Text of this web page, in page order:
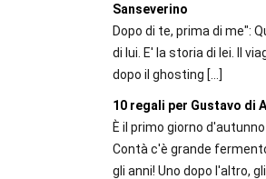
Sanseverino
Dopo di te, prima di me":
di lui. E' la storia di lei. Il
dopo il ghosting […]
10 regali per Gustavo di
È il primo giorno
Contà c'è grande
gli anni! Uno dopo l'altro,